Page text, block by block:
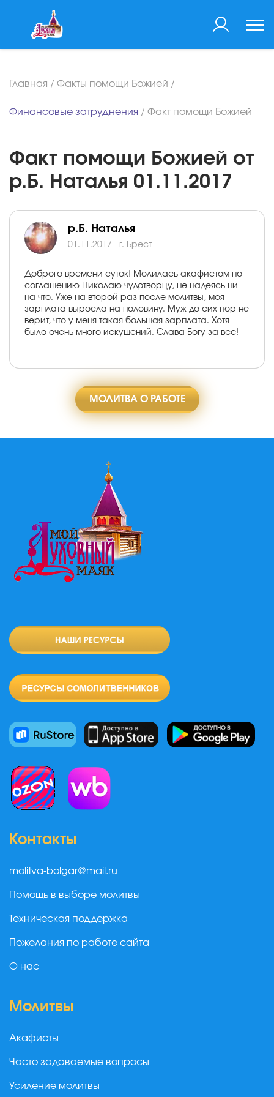
Главная / Факты помощи Божией /
Финансовые затруднения / Факт помощи Божией
Факт помощи Божией от
р.Б. Наталья 01.11.2017
р.Б. Наталья
01.11.2017 г. Брест
Доброго времени суток! Молилась акафистом по
соглашению Николаю чудотворцу, не надеясь ни
на что. Уже на второй раз после молитвы, моя
зарплата выросла на половину. Муж до сих пор не
верит, что у меня такая большая зарплата. Хотя
было очень много искушений. Слава Богу за все!
МОЛИТВА О РАБОТЕ
Контакты
molitva-bolgar@mail.ru
Помощь в выборе молитвы
Техническая поддержка
Пожелания по работе сайта
О нас
Молитвы
Акафисты
Часто задаваемые вопросы
Усиление молитвы